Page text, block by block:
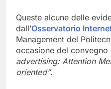
Queste alcune delle
dall’Osservatorio
Management del
occasione del convegno
advertising: Attention
oriented”.